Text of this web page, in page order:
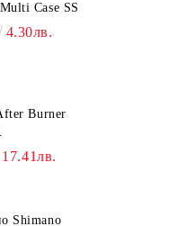
Case SS
4.30лв.
Burner
17.41лв.
Shimano